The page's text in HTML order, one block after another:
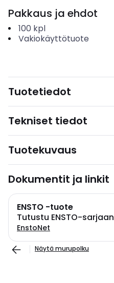
Pakkaus ja ehdot
100 kpl
Vakiokäyttötuote
Tuotetiedot
Tekniset tiedot
Tuotekuvaus
Dokumentit ja linkit
ENSTO -tuote
Tutustu ENSTO-sarjaan
EnstoNet
Näytä murupolku